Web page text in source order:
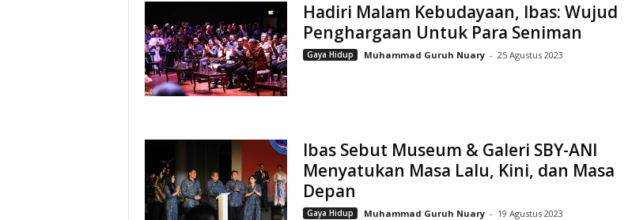
Hadiri Malam Kebudayaan, Ibas: Wujud
Penghargaan Untuk Para Seniman
Gaya Hidup Muhammad Guruh Nuary - 25 Agustus 2023
Ibas Sebut Museum & Galeri SBY-ANI
Menyatukan Masa Lalu, Kini, dan Masa
Depan
Gaya Hidup Muhammad Guruh Nuary - 19 Agustus 2023